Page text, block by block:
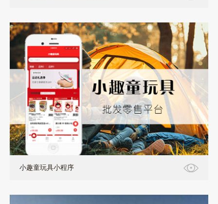
小程序，万能门店
小趣童玩具小程序